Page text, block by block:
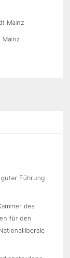
Mainz
Mainz
guter Führung
des
für den